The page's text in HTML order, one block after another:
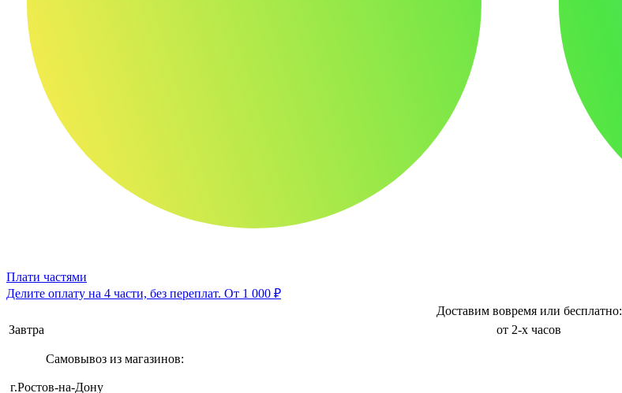
Плати частями
Делите оплату на 4 части, без переплат. От 1 000 ₽
Доставим вовремя или бесплатно:
Завтра
от 2-х часов
Самовывоз из магазинов:
г.Ростов-на-Дону